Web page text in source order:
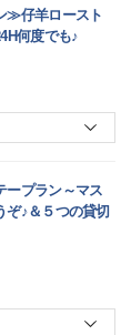
≫仔羊ロースト
何度でも♪
ープラン～マス
ぞ♪＆５つの貸切